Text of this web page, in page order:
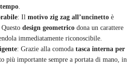
: Il motivo zig zag all’uncinetto è
Questo design geometrico dona un carattere
immediatamente riconoscibile.
: Grazie alla comoda tasca interna per
più importante sempre a portata di mano, in